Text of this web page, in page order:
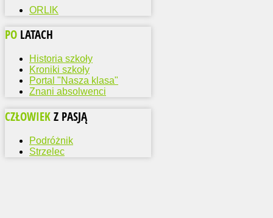
ORLIK
PO LATACH
Historia szkoły
Kroniki szkoły
Portal "Nasza klasa"
Znani absolwenci
CZŁOWIEK Z PASJĄ
Podróżnik
Strzelec